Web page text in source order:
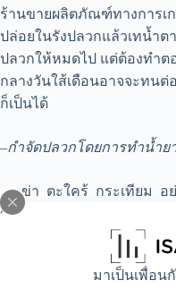
มาเป็นเพื่อน
ร้านขายผลิตภัณฑ์ทางการเ
ปล่อยในรังปลวกแล้วเทน้ำ
ปลวกให้หมดไป แต่ต้องทำต
กลางวันใส้เดือนอาจจะทน
ก็เป็นได้
–กำจัดปลวกโดยการทำน้ำย
ข่า ตะใคร้ กระเทียม อย่
ขวด เหล้าขาวครึ่งขวด น้ำ
เลย ให้นำส่วนผสมทั้งหมด
เหล้าขาวตามด้วยน้ำเปล่า
น้ำสมุนไพรที่ทำขึ้นมาสามา